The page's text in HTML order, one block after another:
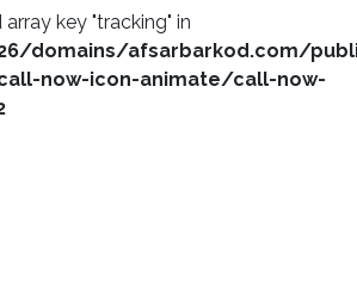
array key "tracking" in
domains/afsarbarkod.com/
now-icon-animate/call-now-